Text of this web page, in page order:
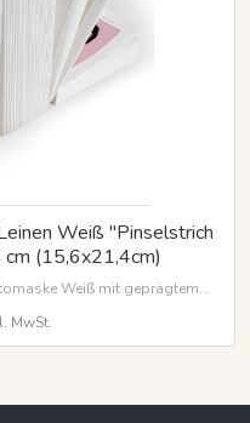
Weiß "Pinselstrich
Silber"für Bilder 13 x 18 cm (15,6x21,4cm)
Weiß mit geprägtem
MwSt.